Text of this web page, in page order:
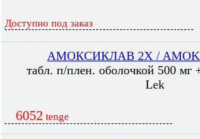
Доступно под заказ
АМОКСИКЛАВ 2X /
табл. п/плен. оболочкой 500 мг
Lek
6052 tenge